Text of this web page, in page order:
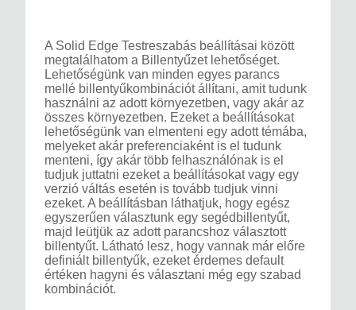
A Solid Edge Testreszabás beállításai között
megtalálhatom a Billentyűzet lehetőséget.
Lehetőségünk van minden egyes parancs
mellé billentyűkombinációt állítani, amit tudunk
használni az adott környezetben, vagy akár az
összes környezetben. Ezeket a beállításokat
lehetőségünk van elmenteni egy adott témába,
melyeket akár preferenciaként is el tudunk
menteni, így akár több felhasználónak is el
tudjuk juttatni ezeket a beállításokat vagy egy
verzió váltás esetén is tovább tudjuk vinni
ezeket. A beállításban láthatjuk, hogy egész
egyszerűen választunk egy segédbillentyűt,
majd leütjük az adott parancshoz választott
billentyűt. Látható lesz, hogy vannak már előre
definiált billentyűk, ezeket érdemes default
értéken hagyni és választani még egy szabad
kombinációt.